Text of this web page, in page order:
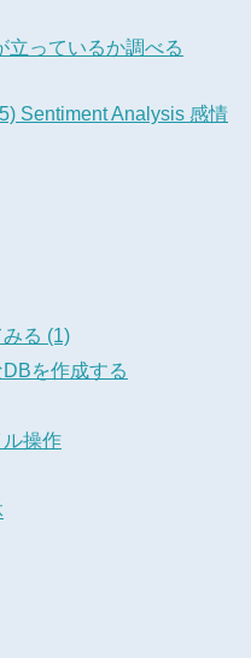
立っているか調べる
Sentiment Analysis 感情
る (1)
を作成する
ル操作